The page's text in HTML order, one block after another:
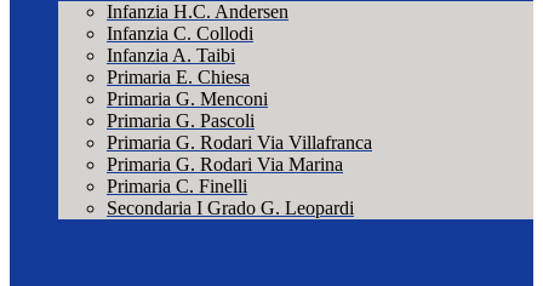
Infanzia H.C. Andersen
Infanzia C. Collodi
Infanzia A. Taibi
Primaria E. Chiesa
Primaria G. Menconi
Primaria G. Pascoli
Primaria G. Rodari Via Villafranca
Primaria G. Rodari Via Marina
Primaria C. Finelli
Secondaria I Grado G. Leopardi